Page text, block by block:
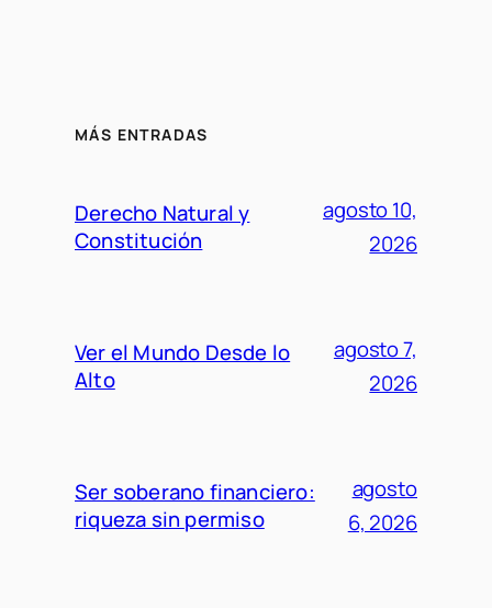
MÁS ENTRADAS
Derecho Natural y
Constitución
agosto 10,
2026
Ver el Mundo Desde lo
Alto
agosto 7,
2026
Ser soberano financiero:
riqueza sin permiso
agosto
6, 2026